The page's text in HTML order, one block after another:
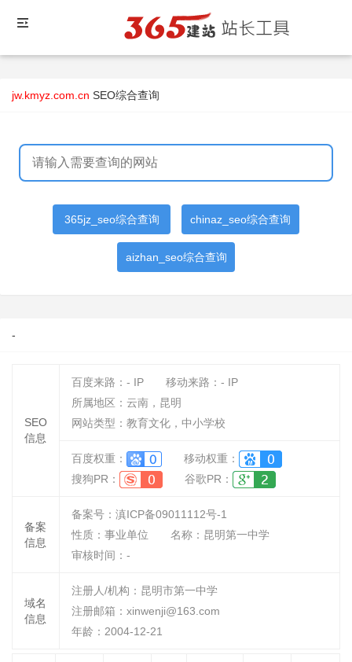
jw.kmyz.com.cn SEO综合查询
365jz_seo综合查询 chinaz_seo综合查询
aizhan_seo综合查询
-
SEO
信息
百度来路： - IP 移动来路： - IP
所属地区：云南，昆明
网站类型：教育文化，中小学校
百度权重：
移动权重：
搜狗PR：
谷歌PR：
备案
信息
备案号：滇ICP备09011112号-1
性质： 事业单位 名称： 昆明第一中学
审核时间： -
域名
信息
注册人/机构：昆明市第一中学
注册邮箱：xinwenji@163.com
年龄：2004-12-21